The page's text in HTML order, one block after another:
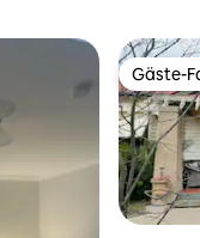
Gäste-
Gäste-